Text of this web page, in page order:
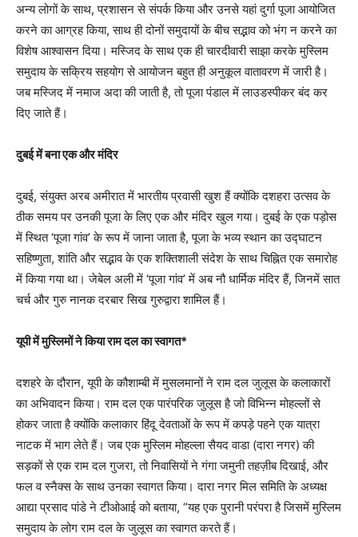
अन्य लोगों के साथ, प्रशासन से संपर्क किया और उनसे यहां दुर्गा पूजा आयोजित
करने का आग्रह किया, साथ ही दोनों समुदायों के बीच सद्भाव को भंग न करने का
विशेष आश्वासन दिया। मस्जिद के साथ एक ही चारदीवारी साझा करके मुस्लिम
समुदाय के सक्रिय सहयोग से आयोजन बहुत ही अनुकूल वातावरण में जारी है।
जब मस्जिद में नमाज अदा की जाती है, तो पूजा पंडाल में लाउडस्पीकर बंद कर
दिए जाते हैं।
दुबई में बना एक और मंदिर
दुबई, संयुक्त अरब अमीरात में भारतीय प्रवासी खुश हैं क्योंकि दशहरा उत्सव के
ठीक समय पर उनकी पूजा के लिए एक और मंदिर खुल गया। दुबई के एक पड़ोस
में स्थित ‘पूजा गांव’ के रूप में जाना जाता है, पूजा के भव्य स्थान का उद्घाटन
सहिष्णुता, शांति और सद्भाव के एक शक्तिशाली संदेश के साथ चिह्नित एक समारोह
में किया गया था। जेबेल अली में ‘पूजा गांव’ में अब नौ धार्मिक मंदिर हैं, जिनमें सात
चर्च और गुरु नानक दरबार सिख गुरुद्वारा शामिल हैं।
यूपी में मुस्लिमों ने किया राम दल का स्वागत*
दशहरे के दौरान, यूपी के कौशाम्बी में मुसलमानों ने राम दल जुलूस के कलाकारों
का अभिवादन किया। राम दल एक पारंपरिक जुलूस है जो विभिन्न मोहल्लों से
होकर जाता है क्योंकि कलाकार हिंदू देवताओं के रूप में कपड़े पहने एक यात्रा
नाटक में भाग लेते हैं। जब एक मुस्लिम मोहल्ला सैयद वाडा (दारा नगर) की
सड़कों से एक राम दल गुजरा, तो निवासियों ने गंगा जमुनी तहज़ीब दिखाई, और
फल व स्नैक्स के साथ उनका स्वागत किया। दारा नगर मिल समिति के अध्यक्ष
आद्या प्रसाद पांडे ने टीओआई को बताया, “यह एक पुरानी परंपरा है जिसमें मुस्लिम
समुदाय के लोग राम दल के जुलूस का स्वागत करते हैं।